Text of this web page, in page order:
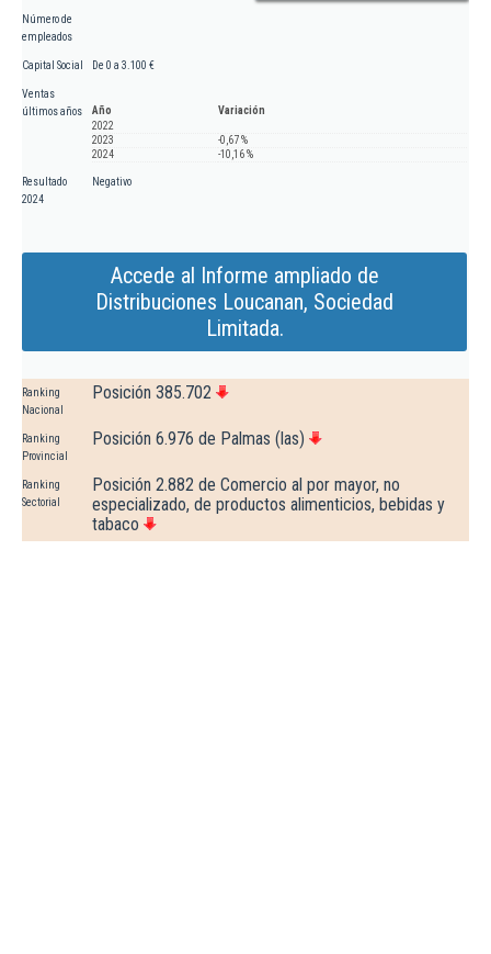
Número de
empleados
Capital Social De 0 a 3.100 €
Ventas
últimos años
Año
Variación
2022
2023
-0,67 %
2024
-10,16 %
Resultado
2024
Negativo
Accede al Informe ampliado de
Distribuciones Loucanan, Sociedad
Limitada.
Ranking
Nacional
Posición 385.702
Ranking
Provincial
Posición 6.976 de Palmas (las)
Ranking
Sectorial
Posición 2.882 de Comercio al por mayor, no
especializado, de productos alimenticios, bebidas y
tabaco